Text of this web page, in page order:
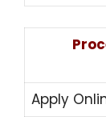
Apply